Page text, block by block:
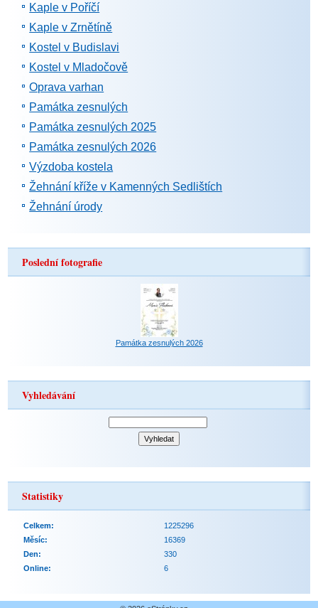
Kaple v Poříčí
Kaple v Zrnětíně
Kostel v Budislavi
Kostel v Mladočově
Oprava varhan
Památka zesnulých
Památka zesnulých 2025
Památka zesnulých 2026
Výzdoba kostela
Žehnání kříže v Kamenných Sedlištích
Žehnání úrody
Poslední fotografie
Památka zesnulých 2026
Vyhledávání
Statistiky
Online: 6
Celkem:
1225296
Měsíc:
16369
Den:
330